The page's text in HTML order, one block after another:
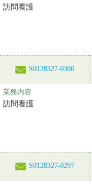
訪問看護
S0128327-0306
業務内容
訪問看護
S0128327-0297